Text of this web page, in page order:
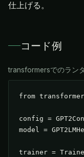
仕上げる。
コード例
transformersでのラン
from
config =
model =
trainer =